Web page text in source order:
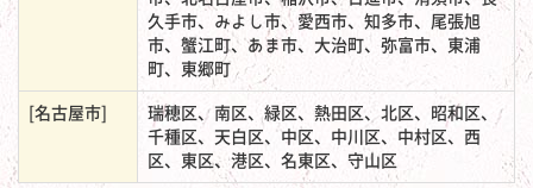
久手市、みよし市、愛西市、知多市、尾張旭
市、蟹江町、あま市、大治町、弥富市、東浦
町、東郷町
[名古屋市]
瑞穂区、南区、緑区、熱田区、北区、昭和区、
千種区、天白区、中区、中川区、中村区、西
区、東区、港区、名東区、守山区